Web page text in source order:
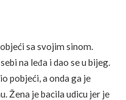
sa svojim sinom.
na leđa i dao se u bijeg.
pobjeći, a onda ga je
Žena je bacila udicu jer je